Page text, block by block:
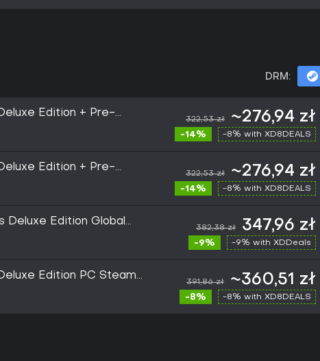
DRM:
Edition + Pre-
322,53 zł ~276,94 zł
-14% -8% with XD8DEALS
Edition + Pre-
322,53 zł ~276,94 zł
-14% -8% with XD8DEALS
Deluxe Edition Global
382,38 zł 347,96 zł
-9% -9% with XDDeals
Edition PC Steam
391,86 zł ~360,51 zł
-8% -8% with XD8DEALS